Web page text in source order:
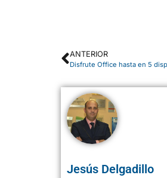
ANTERIOR
Disfrute Office hasta en 5
Jesús Delgadillo